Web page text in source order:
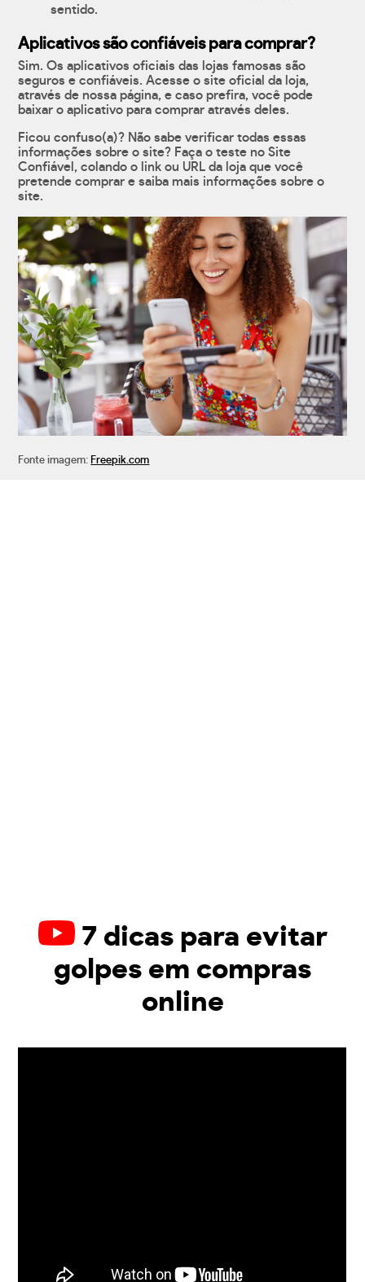
sentido.
Aplicativos são confiáveis para comprar?
Sim. Os aplicativos oficiais das lojas famosas são
seguros e confiáveis. Acesse o site oficial da loja,
através de nossa página, e caso prefira, você pode
baixar o aplicativo para comprar através deles.
Ficou confuso(a)? Não sabe verificar todas essas
informações sobre o site? Faça o teste no Site
Confiável, colando o link ou URL da loja que você
pretende comprar e saiba mais informações sobre o
site.
Fonte imagem: Freepik.com
7 dicas para evitar
golpes em compras
online